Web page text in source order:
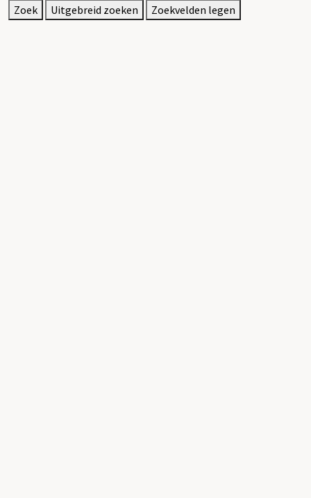
Zoek Uitgebreid zoeken Zoekvelden legen